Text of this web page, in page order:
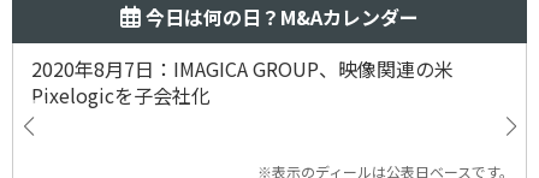
今日は何の日？M&Aカレンダー
2020年8月7日：IMAGICA GROUP、映像関連の米
Pixelogicを子会社化
※表示のディールは公表日ベースです。